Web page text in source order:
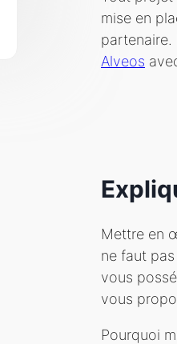
mise en
partenaire.
Alveos
Mettre en
ne faut
vous
vous
Pourquoi